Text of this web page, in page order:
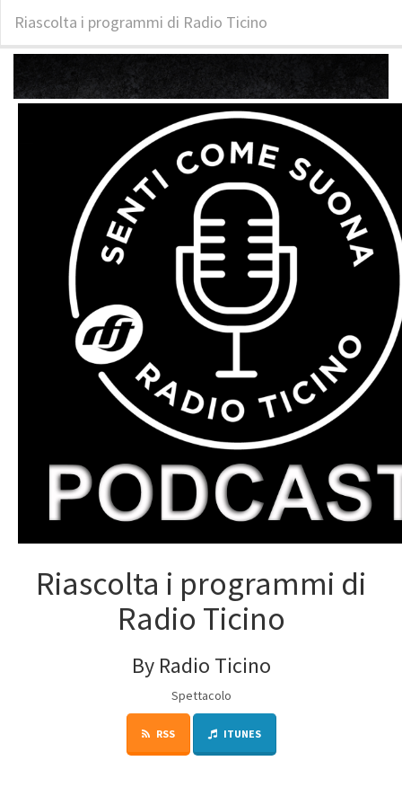
Riascolta i programmi di Radio Ticino
Riascolta i programmi di
Radio Ticino
By Radio Ticino
Spettacolo
RSS ITUNES